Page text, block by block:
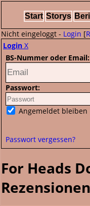
Start Storys
Nicht eingeloggt - Login [
Login X
BS-Nummer oder Email:
Passwort:
Angemeldet bleiben
Passwort vergessen?
For Heads
Rezensionen